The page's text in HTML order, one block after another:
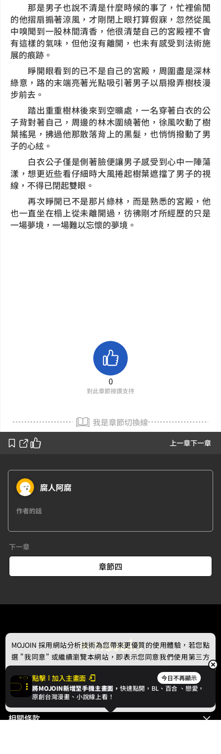
上一章下一章
那是男子也說不清是什麼時候的事了，忙裡偷閒
的他摺扇搧著涼風，才剛閉上眼打算假寐，忽然從風
中嗅聞到一股林間清香，他很清楚自己的宮殿裡不會
有這樣的氣味，但他沒有離開，也未有感受到法術施
展的痕跡。
睜開眼看到的已不是自己的宮殿，周圍盡是深林
綠意，路的末端亮著光點吸引著男子以扇撥弄樹枝漫
步前去。
踏出重重樹林後來到空曠處，一名穿著白衣的公
子背對著自己，周邊的林木圍繞著他，徐風吹動了樹
葉搖晃，拂過他那散落背上的黑髮，也悄悄撥動了男
子的心絃。
白衣公子僅是側著臉便讓男子感受到心中一陣蕩
漾，想更近些看仔細時大風捲起樹葉遮擋了男子的視
線，不得已閉起雙眼。
再次睜開已不是那片綠林，而是熟悉的宮殿，他
也一直坐在榻上從未離開過，彷彿剛才所經歷的只是
一場夢境，一場難以忘懷的夢境。
0
對此章節按讚支持
我是章節切換線
腐人阿腐
作者的話
下一章
章節四
最新消息
相關條款
點擊 加入主畫面 今日不再顯示
將MOJOIN新增至手機主畫面，快速點開，BL、 百合 、戀愛，
原創台灣漫畫、小說線上看！
MOJOIN 採用網站分析技術為您帶來更優質的使用體驗，若您點
選 "我同意" 或繼續瀏覽本網站，即表示您同意我們使用第三方
Cookie，欲瞭解更多資訊請見隱私權政策。
我同意